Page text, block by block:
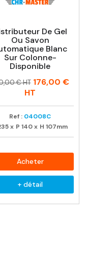
De Gel
Ou Savon
Blanc
Sur Colonne-
Disponible
€ HT 176,00 €
HT
Ref : 04008C
x P 140x H 107mm
Acheter
+ détail